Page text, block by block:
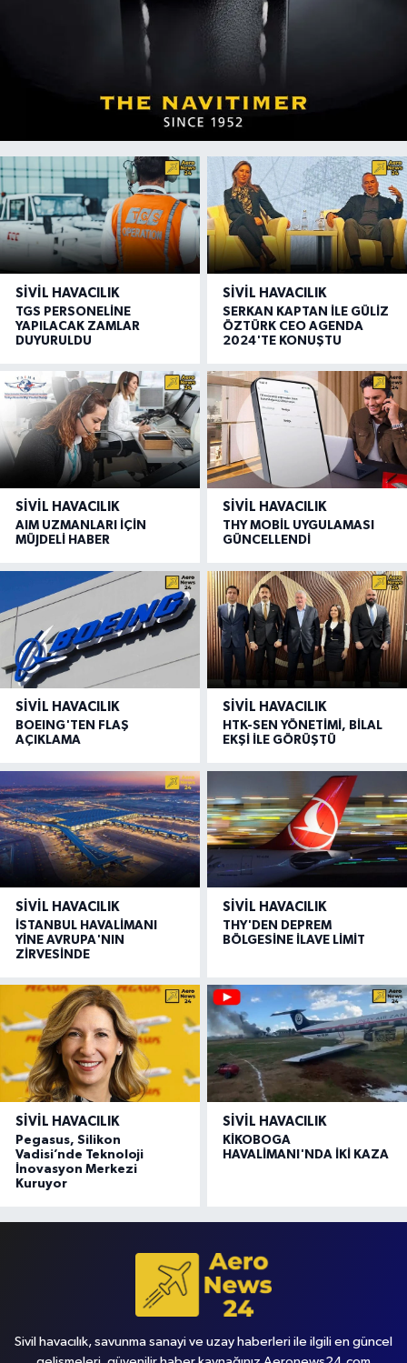
SIVIL HAVACILIK
TGS PERSONELİNE
YAPILACAK ZAMLAR
DUYURULDU
SIVIL HAVACILIK
SERKAN KAPTAN İLE GÜLİZ
ÖZTÜRK CEO AGENDA
2024'TE KONUŞTU
SIVIL HAVACILIK
AIM UZMANLARI İÇİN
MÜJDELİ HABER
SIVIL HAVACILIK
THY MOBİL UYGULAMASI
GÜNCELLENDİ
SIVIL HAVACILIK
BOEING'TEN FLAŞ
AÇIKLAMA
SIVIL HAVACILIK
HTK-SEN YÖNETİMİ, BİLAL
EKŞİ İLE GÖRÜŞTÜ
SIVIL HAVACILIK
İSTANBUL HAVALİMANI
YİNE AVRUPA'NIN
ZİRVESİNDE
SIVIL HAVACILIK
THY'DEN DEPREM
BÖLGESİNE İLAVE LİMİT
SIVIL HAVACILIK
Pegasus, Silikon
Vadisi’nde Teknoloji
İnovasyon Merkezi
Kuruyor
SIVIL HAVACILIK
KİKOBOGA
HAVALİMANI'NDA İKİ KAZA
Sivil havacılık, savunma sanayi ve uzay haberleri ile ilgili en güncel